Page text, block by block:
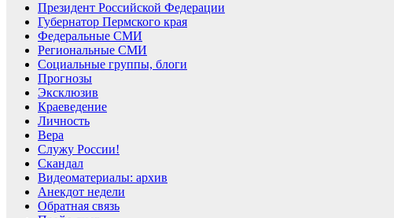
Президент Российской Федерации
Губернатор Пермского края
Федеральные СМИ
Региональные СМИ
Социальные группы, блоги
Прогнозы
Эксклюзив
Краеведение
Личность
Вера
Служу России!
Скандал
Видеоматериалы: архив
Анекдот недели
Обратная связь